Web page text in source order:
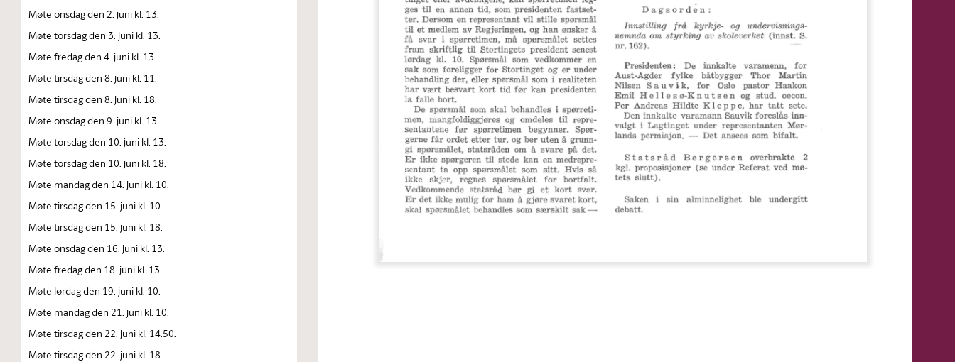
Møte onsdag den 2. juni kl. 13.
Møte torsdag den 3. juni kl. 13.
Møte fredag den 4. juni kl. 13.
Møte tirsdag den 8. juni kl. 11.
Møte tirsdag den 8. juni kl. 18.
Møte onsdag den 9. juni kl. 13.
Møte torsdag den 10. juni kl. 13.
Møte torsdag den 10. juni kl. 18.
Møte mandag den 14. juni kl. 10.
Møte tirsdag den 15. juni kl. 10.
Møte tirsdag den 15. juni kl. 18.
Møte onsdag den 16. juni kl. 13.
Møte fredag den 18. juni kl. 13.
Møte lørdag den 19. juni kl. 10.
Møte mandag den 21. juni kl. 10.
Møte tirsdag den 22. juni kl. 14.50.
Møte tirsdag den 22. juni kl. 18.